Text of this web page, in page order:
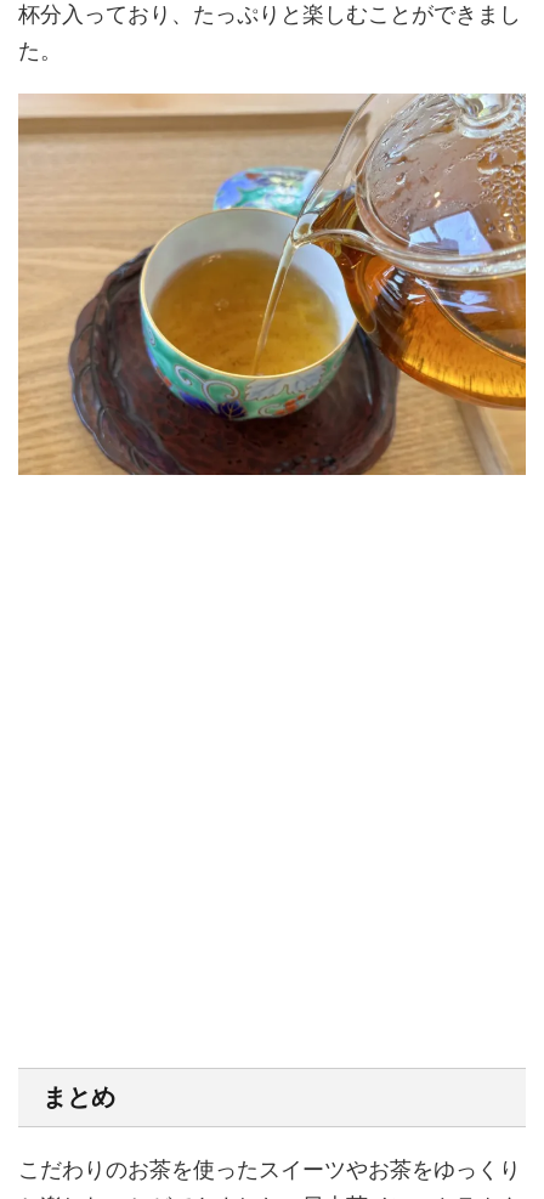
杯分入っており、たっぷりと楽しむことができまし
た。
まとめ
こだわりのお茶を使ったスイーツやお茶をゆっくり